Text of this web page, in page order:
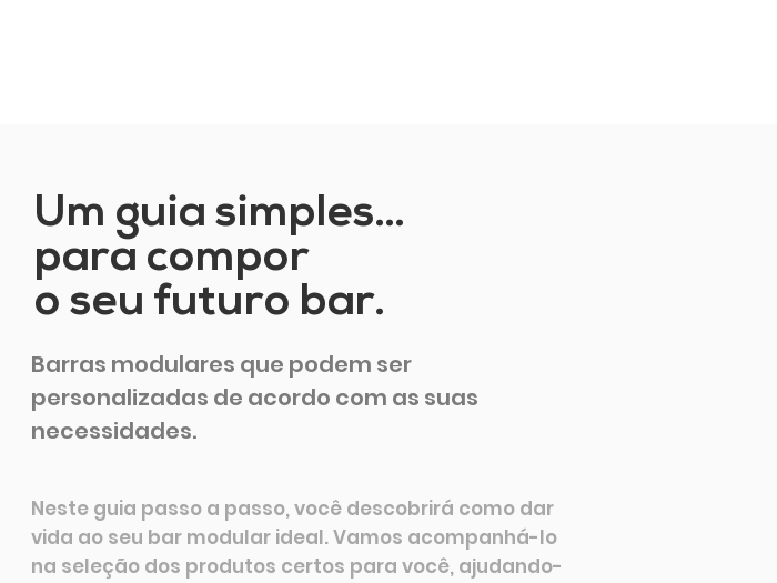
Um guia simples...
para compor
o seu futuro bar.
Barras modulares que podem ser
personalizadas de acordo com as suas
necessidades.
Neste guia passo a passo, você descobrirá como dar
vida ao seu bar modular ideal. Vamos acompanhá-lo
na seleção dos produtos certos para você, ajudando-